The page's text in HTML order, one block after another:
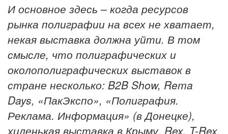
И основное здесь – когда ресурсов
рынка полиграфии на всех не хватает,
некая выставка должна уйти. В том
смысле, что полиграфических и
околополиграфических выставок в
стране несколько: B2B Show, Rema
Days, «ПакЭкспо», «Полиграфия.
Реклама. Информация» (в Донецке),
хиленькая выставка в Крыму, Rex, T-Rex,